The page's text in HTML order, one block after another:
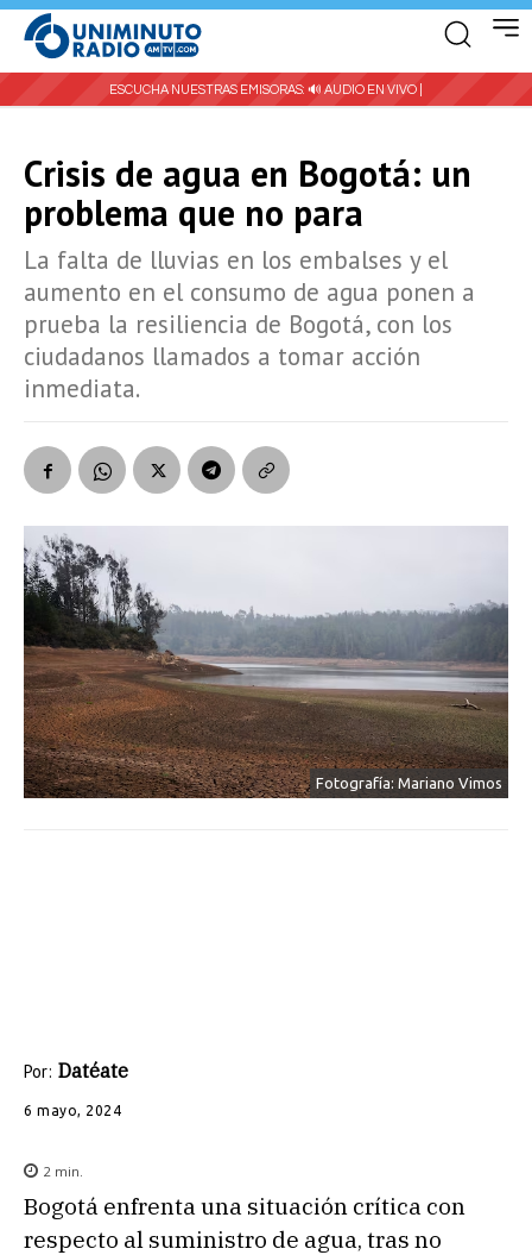
ESCUCHA NUESTRAS EMISORAS: 🔊 AUDIO EN VIVO |
Crisis de agua en Bogotá: un
problema que no para
La falta de lluvias en los embalses y el
aumento en el consumo de agua ponen a
prueba la resiliencia de Bogotá, con los
ciudadanos llamados a tomar acción
inmediata.
Fotografía: Mariano Vimos
Por: Datéate
6 mayo, 2024
2 min.
Bogotá enfrenta una situación crítica con
respecto al suministro de agua, tras no